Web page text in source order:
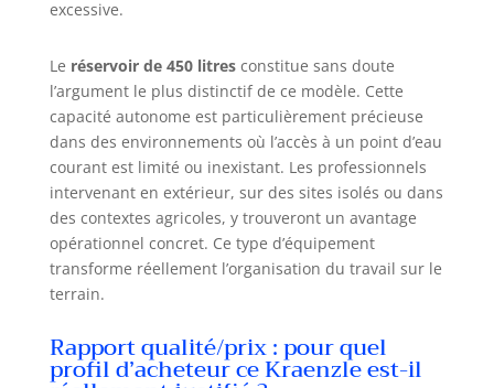
excessive.
Le réservoir de 450 litresconstitue sans doute
l’argument le plus distinctif de ce modèle. Cette
capacité autonome est particulièrement précieuse
dans des environnements où l’accès à un point d’eau
courant est limité ou inexistant. Les professionnels
intervenant en extérieur, sur des sites isolés ou dans
des contextes agricoles, y trouveront un avantage
opérationnel concret. Ce type d’équipement
transforme réellement l’organisation du travail sur le
terrain.
Rapport qualité/prix : pour quel
profil d’acheteur ce Kraenzle est-il